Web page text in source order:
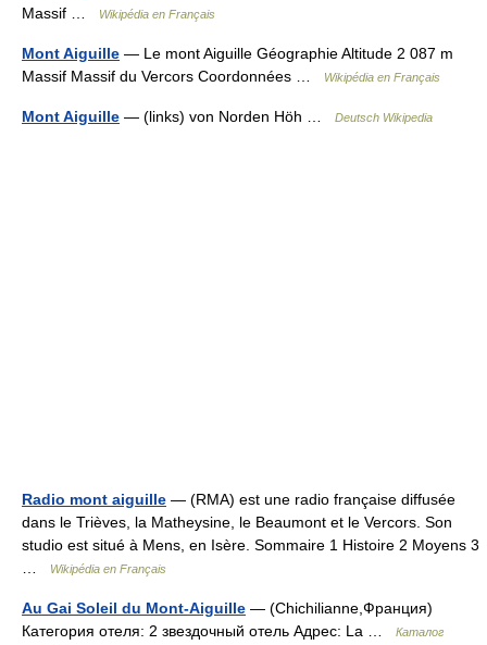
Massif …
Wikipédia en Français
Mont Aiguille — Le mont Aiguille Géographie Altitude 2 087 m
Massif Massif du Vercors Coordonnées …
Wikipédia en Français
Mont Aiguille — (links) von Norden Höh … Deutsch Wikipedia
Radio mont aiguille — (RMA) est une radio française diffusée
dans le Trièves, la Matheysine, le Beaumont et le Vercors. Son
studio est situé à Mens, en Isère. Sommaire 1 Histoire 2 Moyens 3
Wikipédia en Français
Au Gai Soleil du Mont-Aiguille — (Chichilianne,Франция)
Категория отеля: 2 звездочный отель Адрес: La …
Каталог